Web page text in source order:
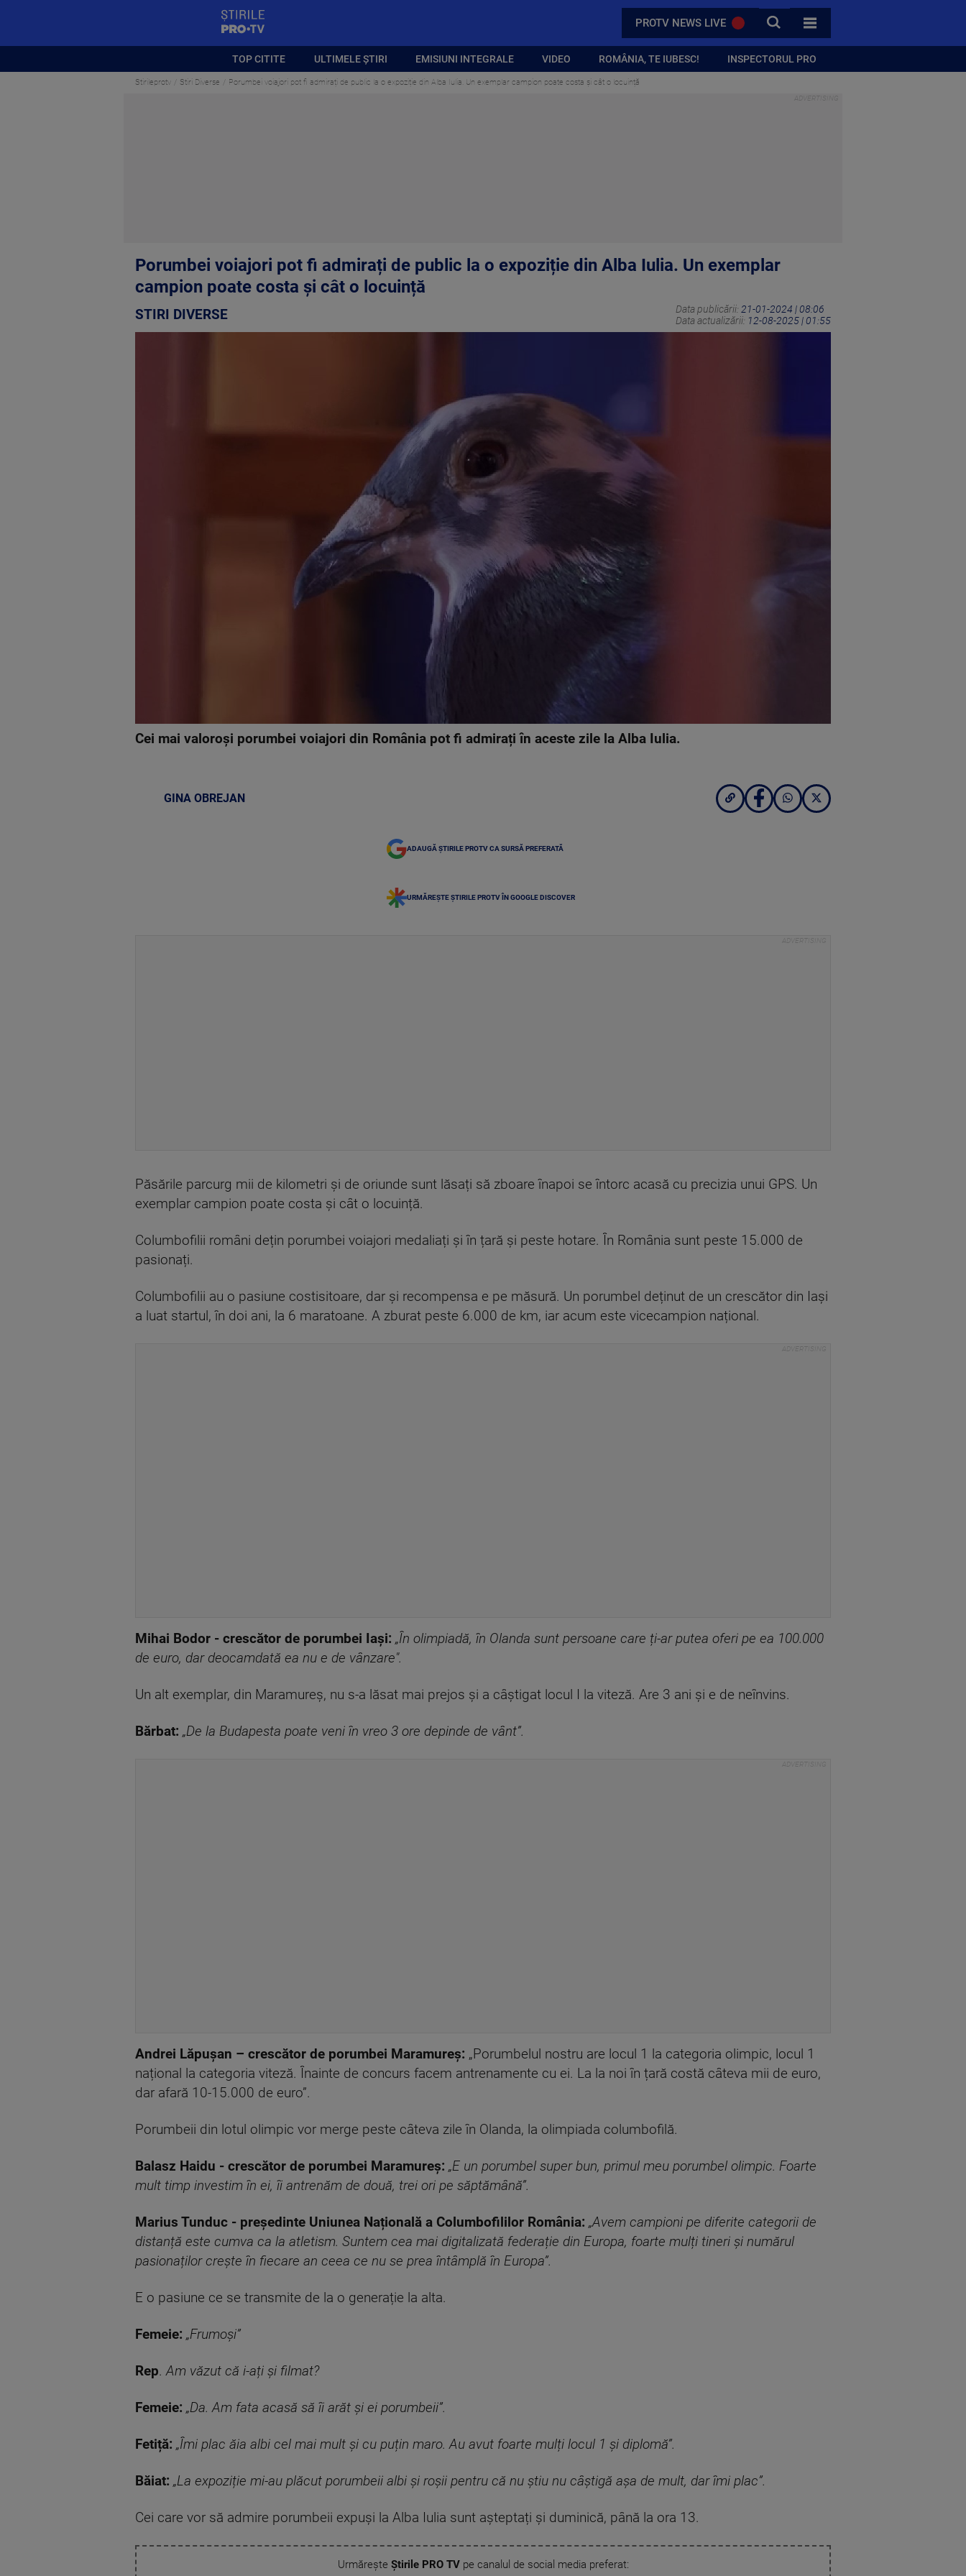
PROTV NEWS LIVE CAUTA
TOATE CATEGORIILE
TOP CITITE ULTIMELE ȘTIRI EMISIUNI INTEGRALE VIDEO ROMÂNIA, TE IUBESC! INSPECTORUL PRO
Stirileprotv Stiri Diverse Porumbei voiajori pot fi admirați de public la o expoziție din Alba Iulia. Un exemplar campion poate costa și cât o locuință
Porumbei voiajori pot fi admirați de public la o expoziție din Alba Iulia. Un exemplar
campion poate costa și cât o locuință
STIRI DIVERSE Data publicării: 21-01-2024 | 08:06
Data actualizării: 12-08-2025 | 01:55
Cei mai valoroși porumbei voiajori din România pot fi admirați în aceste zile la Alba Iulia.
GINA OBREJAN
ADAUGĂ ȘTIRILE PROTV CA SURSĂ PREFERATĂ
URMĂREȘTE ȘTIRILE PROTV ÎN GOOGLE DISCOVER
Păsările parcurg mii de kilometri și de oriunde sunt lăsați să zboare înapoi se întorc acasă cu precizia unui GPS. Un
exemplar campion poate costa și cât o locuință.
Columbofilii români dețin porumbei voiajori medaliați și în țară și peste hotare. În România sunt peste 15.000 de
pasionați.
Columbofilii au o pasiune costisitoare, dar și recompensa e pe măsură. Un porumbel deținut de un crescător din Iași
a luat startul, în doi ani, la 6 maratoane. A zburat peste 6.000 de km, iar acum este vicecampion național.
Mihai Bodor - crescător de porumbei Iași: „În olimpiadă, în Olanda sunt persoane care ți-ar putea oferi pe ea 100.000
de euro, dar deocamdată ea nu e de vânzare".
Un alt exemplar, din Maramureș, nu s-a lăsat mai prejos și a câștigat locul I la viteză. Are 3 ani și e de neînvins.
Bărbat: „De la Budapesta poate veni în vreo 3 ore depinde de vânt”.
Andrei Lăpușan – crescător de porumbei Maramureș: „Porumbelul nostru are locul 1 la categoria olimpic, locul 1
național la categoria viteză. Înainte de concurs facem antrenamente cu ei. La la noi în țară costă câteva mii de euro,
dar afară 10-15.000 de euro”.
Porumbeii din lotul olimpic vor merge peste câteva zile în Olanda, la olimpiada columbofilă.
Balasz Haidu - crescător de porumbei Maramureș: „E un porumbel super bun, primul meu porumbel olimpic. Foarte
mult timp investim în ei, îi antrenăm de două, trei ori pe săptămână”.
Marius Tunduc - președinte Uniunea Națională a Columbofililor România: „Avem campioni pe diferite categorii de
distanță este cumva ca la atletism. Suntem cea mai digitalizată federație din Europa, foarte mulți tineri și numărul
pasionaților crește în fiecare an ceea ce nu se prea întâmplă în Europa”.
E o pasiune ce se transmite de la o generație la alta.
Femeie: „Frumoși”
Rep.Am văzut că i-ați și filmat?
Femeie: „Da. Am fata acasă să îi arăt și ei porumbeii”.
Fetiță: „Îmi plac ăia albi cel mai mult și cu puțin maro. Au avut foarte mulți locul 1 și diplomă”.
Băiat: „La expoziție mi-au plăcut porumbeii albi și roșii pentru că nu știu nu câștigă așa de mult, dar îmi plac”.
Cei care vor să admire porumbeii expuși la Alba Iulia sunt așteptați și duminică, până la ora 13.
Urmărește Știrile PRO TVpe canalul de social media preferat: